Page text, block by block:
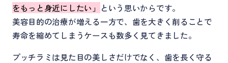
をもっと身近にしたい」 という思いからです。
美容目的の治療が増える一方で、歯を大きく削ることで
寿命を縮めてしまうケースも数多く見てきました。
プッチラミは見た目の美しさだけでなく、歯を長く守る